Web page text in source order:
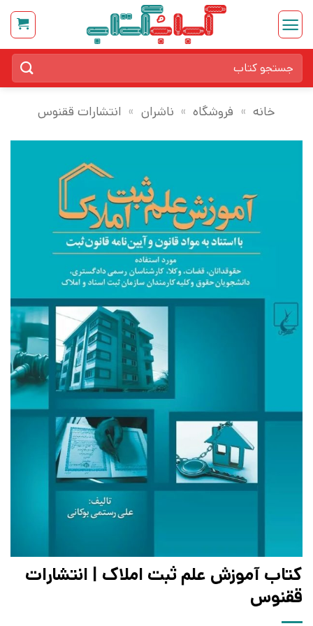
Skip
content
برای:
خانه » فروشگاه » ناشران » انتشارات ققنوس
کتاب آموزش علم ثبت املاک | انتشارات
ققنوس